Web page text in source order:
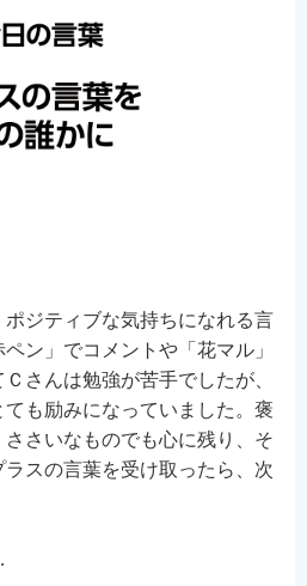
ジティブな気持ちになれる言
ン」でコメントや「花マル」
さんは勉強が苦手でしたが、
も励みになっていました。褒
さいなものでも心に残り、そ
スの言葉を受け取ったら、次